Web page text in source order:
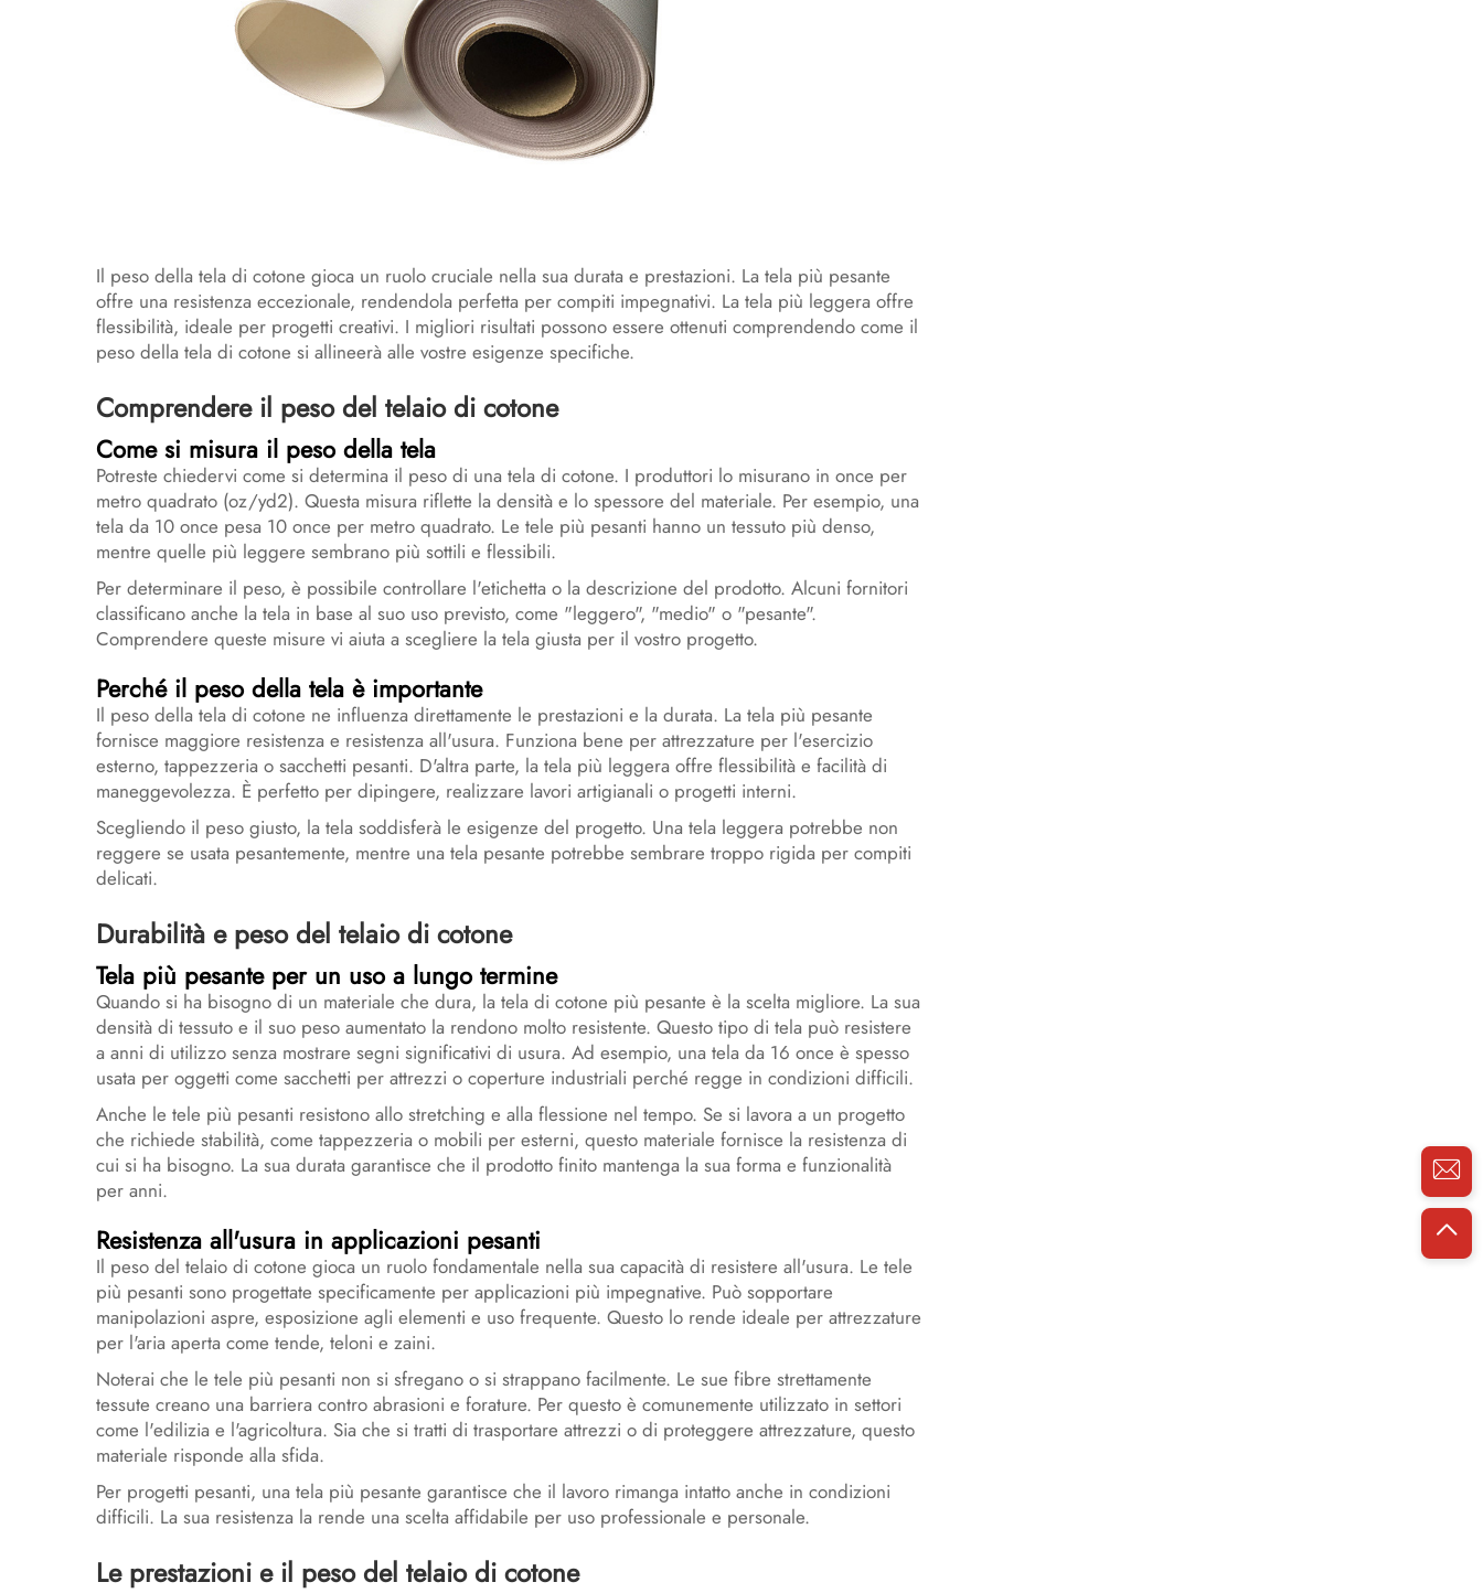
Il peso della tela di cotone gioca un ruolo cruciale nella sua durata e prestazioni. La tela più pesante
offre una resistenza eccezionale, rendendola perfetta per compiti impegnativi. La tela più leggera offre
flessibilità, ideale per progetti creativi. I migliori risultati possono essere ottenuti comprendendo come il
peso della tela di cotone si allineerà alle vostre esigenze specifiche.
Comprendere il peso del telaio di cotone
Come si misura il peso della tela
Potreste chiedervi come si determina il peso di una tela di cotone. I produttori lo misurano in once per
metro quadrato (oz/yd2). Questa misura riflette la densità e lo spessore del materiale. Per esempio, una
tela da 10 once pesa 10 once per metro quadrato. Le tele più pesanti hanno un tessuto più denso,
mentre quelle più leggere sembrano più sottili e flessibili.
Per determinare il peso, è possibile controllare l'etichetta o la descrizione del prodotto. Alcuni fornitori
classificano anche la tela in base al suo uso previsto, come "leggero", "medio" o "pesante".
Comprendere queste misure vi aiuta a scegliere la tela giusta per il vostro progetto.
Perché il peso della tela è importante
Il peso della tela di cotone ne influenza direttamente le prestazioni e la durata. La tela più pesante
fornisce maggiore resistenza e resistenza all'usura. Funziona bene per attrezzature per l'esercizio
esterno, tappezzeria o sacchetti pesanti. D'altra parte, la tela più leggera offre flessibilità e facilità di
maneggevolezza. È perfetto per dipingere, realizzare lavori artigianali o progetti interni.
Scegliendo il peso giusto, la tela soddisferà le esigenze del progetto. Una tela leggera potrebbe non
reggere se usata pesantemente, mentre una tela pesante potrebbe sembrare troppo rigida per compiti
delicati.
Durabilità e peso del telaio di cotone
Tela più pesante per un uso a lungo termine
Quando si ha bisogno di un materiale che dura, la tela di cotone più pesante è la scelta migliore. La sua
densità di tessuto e il suo peso aumentato la rendono molto resistente. Questo tipo di tela può resistere
a anni di utilizzo senza mostrare segni significativi di usura. Ad esempio, una tela da 16 once è spesso
usata per oggetti come sacchetti per attrezzi o coperture industriali perché regge in condizioni difficili.
Anche le tele più pesanti resistono allo stretching e alla flessione nel tempo. Se si lavora a un progetto
che richiede stabilità, come tappezzeria o mobili per esterni, questo materiale fornisce la resistenza di
cui si ha bisogno. La sua durata garantisce che il prodotto finito mantenga la sua forma e funzionalità
per anni.
Resistenza all'usura in applicazioni pesanti
Il peso del telaio di cotone gioca un ruolo fondamentale nella sua capacità di resistere all'usura. Le tele
più pesanti sono progettate specificamente per applicazioni più impegnative. Può sopportare
manipolazioni aspre, esposizione agli elementi e uso frequente. Questo lo rende ideale per attrezzature
per l'aria aperta come tende, teloni e zaini.
Noterai che le tele più pesanti non si sfregano o si strappano facilmente. Le sue fibre strettamente
tessute creano una barriera contro abrasioni e forature. Per questo è comunemente utilizzato in settori
come l'edilizia e l'agricoltura. Sia che si tratti di trasportare attrezzi o di proteggere attrezzature, questo
materiale risponde alla sfida.
Per progetti pesanti, una tela più pesante garantisce che il lavoro rimanga intatto anche in condizioni
difficili. La sua resistenza la rende una scelta affidabile per uso professionale e personale.
Le prestazioni e il peso del telaio di cotone